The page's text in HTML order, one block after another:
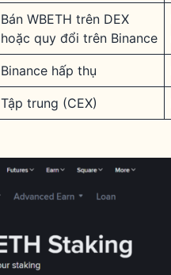
Bán WBETH trên DEX
hoặc quy đổi trên Binance
Binance hấp thụ
Tập trung (CEX)